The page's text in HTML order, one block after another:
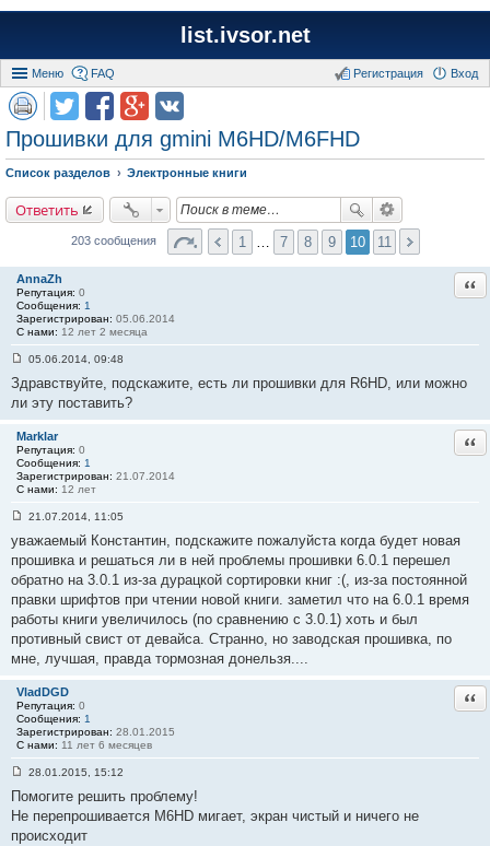
list.ivsor.net
Меню FAQ Вход
Регистрация
Прошивки для gmini M6HD/M6FHD
Список разделов Электронные книги
Ответить
203 сообщения 1 7 8 9 10 11
AnnaZh
Репутация: 0
Сообщения: 1
Зарегистрирован: 05.06.2014
С нами: 12 лет 2 месяца
о
о
б
щ
е
н
и
е
#
8
05.06.2014, 09:48
Здравствуйте, подскажите, есть ли прошивки для R6HD, или можно
ли эту поставить?
Marklar
Репутация: 0
Сообщения: 1
Зарегистрирован: 21.07.2014
С нами: 12 лет
о
б
щ
е
н
и
#
1
2
21.07.2014, 11:05
уважаемый Константин, подскажите пожалуйста когда будет новая
прошивка и решаться ли в ней проблемы прошивки 6.0.1 перешел
обратно на 3.0.1 из-за дурацкой сортировки книг :(, из-за постоянной
правки шрифтов при чтении новой книги. заметил что на 6.0.1 время
работы книги увеличилось (по сравнению с 3.0.1) хоть и был
противный свист от девайса. Странно, но заводская прошивка, по
мне, лучшая, правда тормозная донельзя....
VladDGD
Репутация: 0
Сообщения: 1
Зарегистрирован: 28.01.2015
С нами: 11 лет 6 месяцев
о
б
щ
28.01.2015, 15:12
Помогите решить проблему!
Не перепрошивается M6HD мигает, экран чистый и ничего не
происходит